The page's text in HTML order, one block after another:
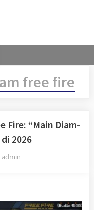
free fire
Fire: “Main Diam-
2026
By
admin